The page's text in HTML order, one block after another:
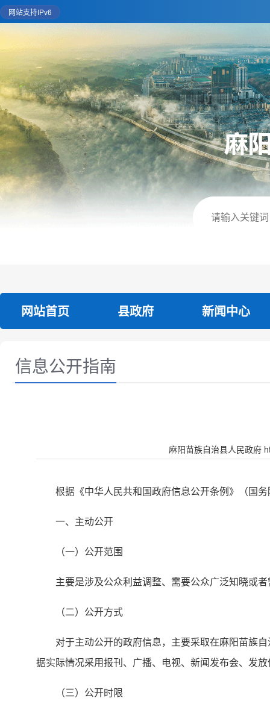
网站支持IPv6
网站首页 县政府 新闻中心
信息公开指南
麻阳苗族自治县人民政府
根据《中华人民共和国政府信息公开条例》（国
一、主动公开
（一）公开范围
主要是涉及公众利益调整、需要公众广泛知晓或
（二）公开方式
对于主动公开的政府信息，主要采取在麻阳苗族
据实际情况采用报刊、广播、电视、新闻发布会、发
（三）公开时限